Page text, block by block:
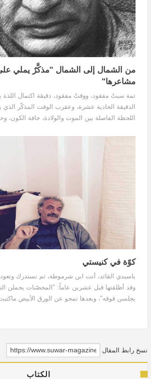
من الشمال إلى الشمال "مذكَّرٌ يملي على
مشاعرها"
ثمة سبتٌ مفقود، ووقتٌ مفقود، دقيقة اكتمال اللذة
الدقيقة الحادية عشرة، وعقرب الوقت المذكّر الذي
اللحظة الفاصلة بين الموت والولادة، حافة الكون،
كوّة في كنيستي
ياسيدي القائد، أنت ابن شرموطة، ثم تستدرك
وقد أطلقتها قبل عشرين عاماً: "المحصّنات يحملن
يجلسن فوقه"، وبعدها تمحو عن الورق الأبيض
نسخ رابط المقال
الكتاب